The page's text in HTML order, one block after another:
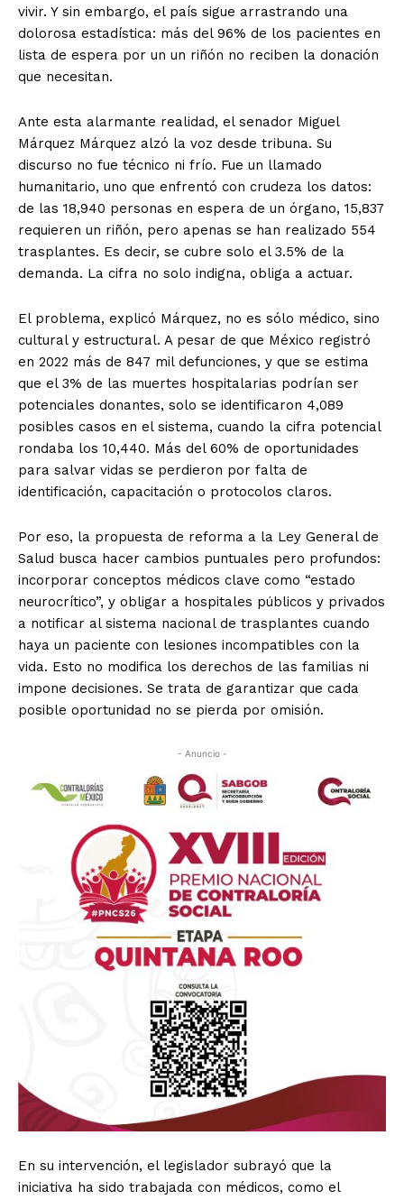
vivir. Y sin embargo, el país sigue arrastrando una
dolorosa estadística: más del 96% de los pacientes en
lista de espera por un un riñón no reciben la donación
que necesitan.
Ante esta alarmante realidad, el senador Miguel
Márquez Márquez alzó la voz desde tribuna. Su
discurso no fue técnico ni frío. Fue un llamado
humanitario, uno que enfrentó con crudeza los datos:
de las 18,940 personas en espera de un órgano, 15,837
requieren un riñón, pero apenas se han realizado 554
trasplantes. Es decir, se cubre solo el 3.5% de la
demanda. La cifra no solo indigna, obliga a actuar.
El problema, explicó Márquez, no es sólo médico, sino
cultural y estructural. A pesar de que México registró
en 2022 más de 847 mil defunciones, y que se estima
que el 3% de las muertes hospitalarias podrían ser
potenciales donantes, solo se identificaron 4,089
posibles casos en el sistema, cuando la cifra potencial
rondaba los 10,440. Más del 60% de oportunidades
para salvar vidas se perdieron por falta de
identificación, capacitación o protocolos claros.
Por eso, la propuesta de reforma a la Ley General de
Salud busca hacer cambios puntuales pero profundos:
incorporar conceptos médicos clave como “estado
neurocrítico”, y obligar a hospitales públicos y privados
a notificar al sistema nacional de trasplantes cuando
haya un paciente con lesiones incompatibles con la
vida. Esto no modifica los derechos de las familias ni
impone decisiones. Se trata de garantizar que cada
posible oportunidad no se pierda por omisión.
- Anuncio -
En su intervención, el legislador subrayó que la
iniciativa ha sido trabajada con médicos, como el